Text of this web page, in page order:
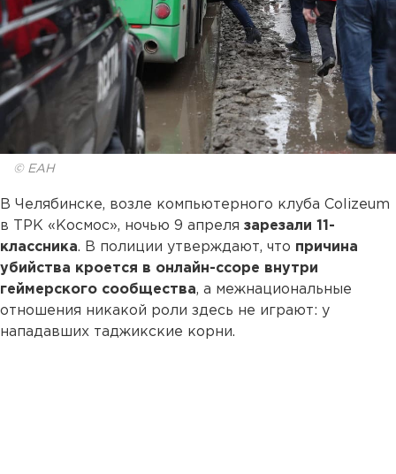
© ЕАН
В Челябинске, возле компьютерного клуба Colizeum
в ТРК «Космос», ночью 9 апреля зарезали 11-
классника. В полиции утверждают, что причина
убийства кроется в онлайн-ссоре внутри
геймерского сообщества, а межнациональные
отношения никакой роли здесь не играют: у
нападавших таджикские корни.